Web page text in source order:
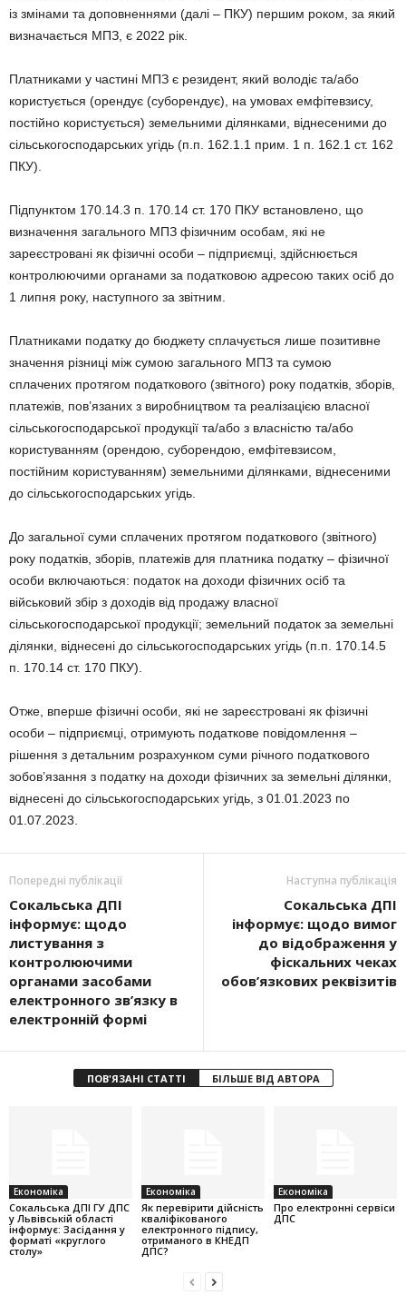
із змінами та доповненнями (далі – ПКУ) першим роком, за який
визначається МПЗ, є 2022 рік.
Платниками у частині МПЗ є резидент, який володіє та/або
користується (орендує (суборендує), на умовах емфітевзису,
постійно користується) земельними ділянками, віднесеними до
сільськогосподарських угідь (п.п. 162.1.1 прим. 1 п. 162.1 ст. 162
ПКУ).
Підпунктом 170.14.3 п. 170.14 ст. 170 ПКУ встановлено, що
визначення загального МПЗ фізичним особам, які не
зареєстровані як фізичні особи – підприємці, здійснюється
контролюючими органами за податковою адресою таких осіб до
1 липня року, наступного за звітним.
Платниками податку до бюджету сплачується лише позитивне
значення різниці між сумою загального МПЗ та сумою
сплачених протягом податкового (звітного) року податків, зборів,
платежів, пов’язаних з виробництвом та реалізацією власної
сільськогосподарської продукції та/або з власністю та/або
користуванням (орендою, суборендою, емфітевзисом,
постійним користуванням) земельними ділянками, віднесеними
до сільськогосподарських угідь.
До загальної суми сплачених протягом податкового (звітного)
року податків, зборів, платежів для платника податку – фізичної
особи включаються: податок на доходи фізичних осіб та
військовий збір з доходів від продажу власної
сільськогосподарської продукції; земельний податок за земельні
ділянки, віднесені до сільськогосподарських угідь (п.п. 170.14.5
п. 170.14 ст. 170 ПКУ).
Отже, вперше фізичні особи, які не зареєстровані як фізичні
особи – підприємці, отримують податкове повідомлення –
рішення з детальним розрахунком суми річного податкового
зобов’язання з податку на доходи фізичних за земельні ділянки,
віднесені до сільськогосподарських угідь, з 01.01.2023 по
01.07.2023.
Попередні публікації
Сокальська ДПІ
інформує: щодо
листування з
контролюючими
органами засобами
електронного зв’язку в
електронній формі
Наступна публікація
Сокальська ДПІ
інформує: щодо вимог
до відображення у
фіскальних чеках
обов’язкових реквізитів
ПОВ'ЯЗАНІ СТАТТІ БІЛЬШЕ ВІД АВТОРА
Економіка
Cокальська ДПІ ГУ ДПС
у Львівській області
інформує: Засідання у
форматі «круглого
столу»
Економіка
Як перевірити дійсність
кваліфікованого
електронного підпису,
отриманого в КНЕДП
ДПС?
Економіка
Про електронні сервіси
ДПС